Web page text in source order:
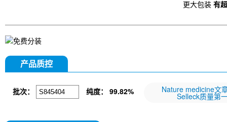
更大包装 有
产品质控
批次： 纯度： 99.82% Nature medicine文
Selleck质量第